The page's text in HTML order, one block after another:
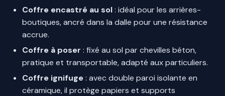
Coffre encastré au sol: idéal pour les arrières-
boutiques, ancré dans la dalle pour une résistance
accrue.
Coffre à poser : fixé au sol par chevilles béton,
pratique et transportable, adapté aux particuliers.
Coffre ignifuge: avec double paroi isolante en
céramique, il protège papiers et supports